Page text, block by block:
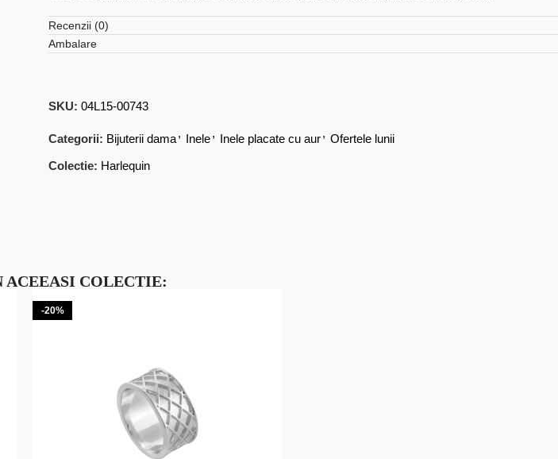
Recenzii (0)
Ambalare
SKU: 04L15-00743
Categorii: Bijuterii dama, Inele, Inele placate cu aur, Ofertele lunii
Colectie: Harlequin
ACEEASI COLECTIE:
-20%